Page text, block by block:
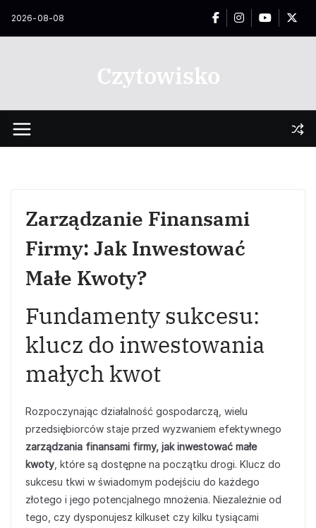
2026-08-08
Czytowisko
Zarządzanie Finansami
Firmy: Jak Inwestować
Małe Kwoty?
Fundamenty sukcesu:
klucz do inwestowania
małych kwot
Rozpoczynając działalność gospodarczą, wielu
przedsiębiorców staje przed wyzwaniem efektywnego
zarządzania finansami firmy, jak inwestować małe
kwoty , które są dostępne na początku drogi. Klucz do
sukcesu tkwi w świadomym podejściu do każdego
złotego i jego potencjalnego mnożenia. Niezależnie od
tego, czy dysponujesz kilkuset czy kilku tysiącami